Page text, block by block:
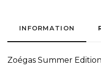
INFORMATION
Zoégas Summer